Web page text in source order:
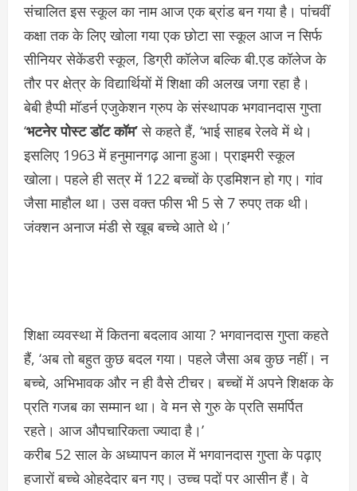
संचालित इस स्कूल का नाम आज एक ब्रांड बन गया है। पांचवीं
कक्षा तक के लिए खोला गया एक छोटा सा स्कूल आज न सिर्फ
सीनियर सेकेंडरी स्कूल, डिग्री कॉलेज बल्कि बी.एड कॉलेज के
तौर पर क्षेत्र के विद्यार्थियों में शिक्षा की अलख जगा रहा है।
बेबी हैप्पी मॉडर्न एजुकेशन ग्रुप के संस्थापक भगवानदास गुप्ता
‘भटनेर पोस्ट डॉट कॉम’से कहते हैं, ‘भाई साहब रेलवे में थे।
इसलिए 1963 में हनुमानगढ़ आना हुआ। प्राइमरी स्कूल
खोला। पहले ही सत्र में 122 बच्चों के एडमिशन हो गए। गांव
जैसा माहौल था। उस वक्त फीस भी 5 से 7 रुपए तक थी।
जंक्शन अनाज मंडी से खूब बच्चे आते थे।’
शिक्षा व्यवस्था में कितना बदलाव आया ? भगवानदास गुप्ता कहते
हैं, ‘अब तो बहुत कुछ बदल गया। पहले जैसा अब कुछ नहीं। न
बच्चे, अभिभावक और न ही वैसे टीचर। बच्चों में अपने शिक्षक के
प्रति गजब का सम्मान था। वे मन से गुरु के प्रति समर्पित
रहते। आज औपचारिकता ज्यादा है।’
करीब 52 साल के अध्यापन काल में भगवानदास गुप्ता के पढ़ाए
हजारों बच्चे ओहदेदार बन गए। उच्च पदों पर आसीन हैं। वे